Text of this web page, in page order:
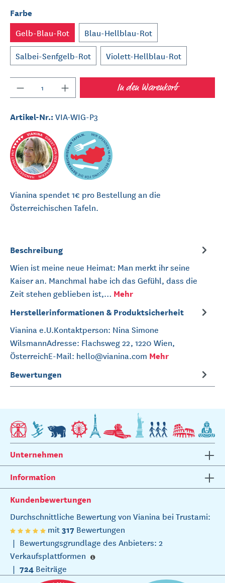
Farbe
Gelb-Blau-Rot
Blau-Hellblau-Rot
Salbei-Senfgelb-Rot
Violett-Hellblau-Rot
In den Warenkorb
Artikel-Nr.:VIA-WIG-P3
Vianina spendet 1€ pro Bestellung an die
Österreichischen Tafeln.
Beschreibung
Wien ist meine neue Heimat: Man merkt ihr seine
Kaiser an. Manchmal habe ich das Gefühl, dass die
Zeit stehen geblieben ist,… Mehr
Herstellerinformationen & Produktsicherheit
Vianina e.U.Kontaktperson: Nina Simone
WilsmannAdresse: Flachsweg 22, 1220 Wien,
ÖsterreichE-Mail: hello@vianina.com Mehr
Bewertungen
Unternehmen
Information
Kundenbewertungen
Durchschnittliche Bewertung von Vianina bei Trustami:
mit317 Bewertungen
| Bewertungsgrundlage des Anbieters: 2
Verkaufsplattformen
| 724 Beiträge